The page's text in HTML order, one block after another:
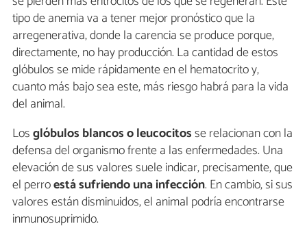
tipo de anemia va a tener mejor pronóstico que la
arregenerativa, donde la carencia se produce porque,
directamente, no hay producción. La cantidad de estos
glóbulos se mide rápidamente en el hematocrito y,
cuanto más bajo sea este, más riesgo habrá para la vida
del animal.
Losglóbulos blancos o leucocitosse relacionan con la
defensa del organismo frente a las enfermedades. Una
elevación de sus valores suele indicar, precisamente, que
el perroestá sufriendo una infección. En cambio, si sus
valores están disminuidos, el animal podría encontrarse
inmunosuprimido.